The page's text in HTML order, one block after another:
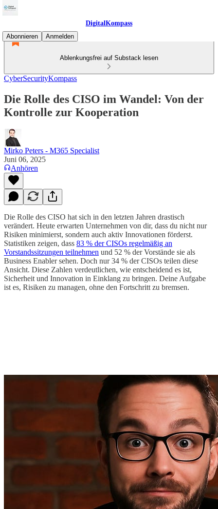
DigitalKompass
Abonnieren
Anmelden
Ablenkungsfrei auf Substack lesen
CyberSecurityKompass
Die Rolle des CISO im Wandel: Von der
Kontrolle zur Kooperation
Mirko Peters - M365 Specialist
Juni 06, 2025
Anhören
Die Rolle des CISO hat sich in den letzten Jahren drastisch
verändert. Heute erwarten Unternehmen von dir, dass du nicht nur
Risiken minimierst, sondern auch aktiv Innovationen förderst.
Statistiken zeigen, dass 83 % der CISOs regelmäßig an
Vorstandssitzungen teilnehmen und 52 % der Vorstände sie als
Business Enabler sehen. Doch nur 34 % der CISOs teilen diese
Ansicht. Diese Zahlen verdeutlichen, wie entscheidend es ist,
Sicherheit und Innovation in Einklang zu bringen. Deine Aufgabe
ist es, Risiken zu managen, ohne den Fortschritt zu bremsen.